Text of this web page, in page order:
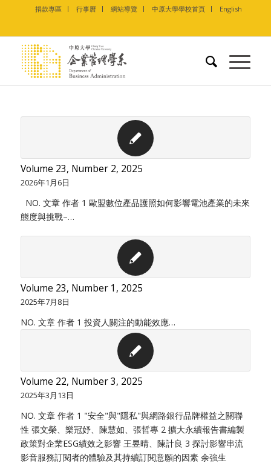
捐款專區 行事曆 網站導覽 中原大學學校首頁 English
Volume 23, Number 2, 2025
2026年1月6日
NO. 文章 作者 1 歐盟數位產品護照如何影響電池產業的未來
態度與挑戰–…
Volume 23, Number 1, 2025
2025年7月8日
NO. 文章 作者 1 投資人關注的動能效應…
Volume 22, Number 3, 2025
2025年3月13日
NO. 文章 作者 1 "安全"與"隱私"與網路銀行品牌權益之關聯
性 張文榮、樂冠妤、陳慧如、張哲專 2 擴大永續報告書編製
政策對企業ESG績效之影響 王昱晴、陳計良 3 探討影響串流
影音服務訂閱者的體驗及其持續訂閱意願的因素 余強生